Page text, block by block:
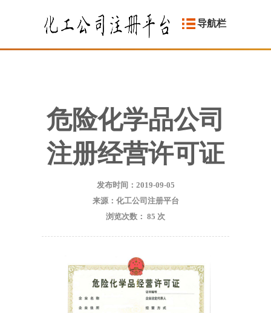
导航栏
危险化学品公司
注册经营许可证
发布时间：2019-09-05
来源：化工公司注册平台
浏览次数： 85 次